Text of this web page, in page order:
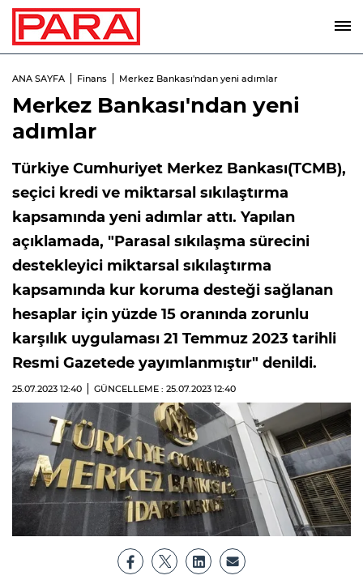
ANA SAYFA Finans Merkez Bankası'ndan yeni adımlar
Merkez Bankası'ndan yeni
adımlar
Türkiye Cumhuriyet Merkez Bankası(TCMB),
seçici kredi ve miktarsal sıkılaştırma
kapsamında yeni adımlar attı. Yapılan
açıklamada, "Parasal sıkılaşma sürecini
destekleyici miktarsal sıkılaştırma
kapsamında kur koruma desteği sağlanan
hesaplar için yüzde 15 oranında zorunlu
karşılık uygulaması 21 Temmuz 2023 tarihli
Resmi Gazetede yayımlanmıştır" denildi.
25.07.2023 12:40 GÜNCELLEME : 25.07.2023 12:40